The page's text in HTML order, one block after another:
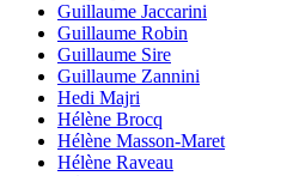
Guillaume Jaccarini
Guillaume Robin
Guillaume Sire
Guillaume Zannini
Hedi Majri
Hélène Brocq
Hélène Masson-Maret
Hélène Raveau